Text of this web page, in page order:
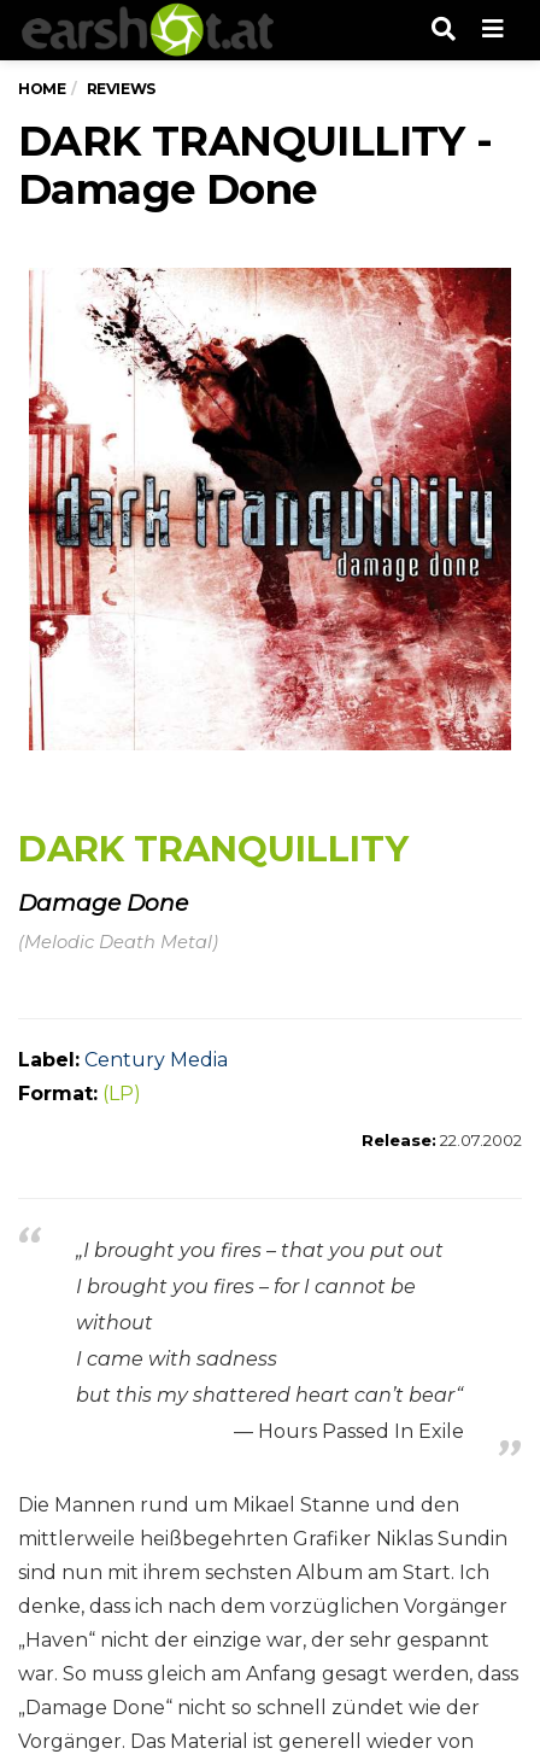
HOME REVIEWS
DARK TRANQUILLITY -
Damage Done
DARK TRANQUILLITY
Damage Done
(Melodic Death Metal)
Label: Century Media
Format: (LP)
Release: 22.07.2002
„I brought you fires – that you put out
I brought you fires – for I cannot be
without
I came with sadness
but this my shattered heart can’t bear“
Hours Passed In Exile
Die Mannen rund um Mikael Stanne und den
mittlerweile heißbegehrten Grafiker Niklas Sundin
sind nun mit ihrem sechsten Album am Start. Ich
denke, dass ich nach dem vorzüglichen Vorgänger
„Haven“ nicht der einzige war, der sehr gespannt
war. So muss gleich am Anfang gesagt werden, dass
„Damage Done“ nicht so schnell zündet wie der
Vorgänger. Das Material ist generell wieder von